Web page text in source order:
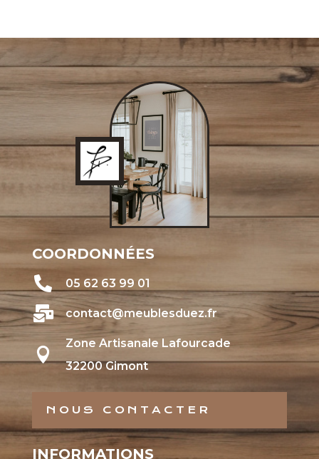
COORDONNÉES
 05 62 63 99 01
 contact@meublesduez.fr

Zone Artisanale Lafourcade
32200 Gimont
NOUS CONTACTER
INFORMATIONS